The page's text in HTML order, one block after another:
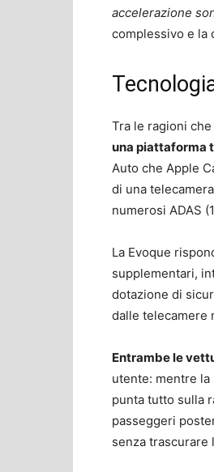
accelerazione
complessivo e la
Tra le ragioni
una piattaforma
Auto che Apple
di una
numerosi ADAS
La Evoque
supplementari,
dotazione di
dalle telecamere
Entrambe le
utente: mentre la
punta tutto sulla
passeggeri
senza trascurare